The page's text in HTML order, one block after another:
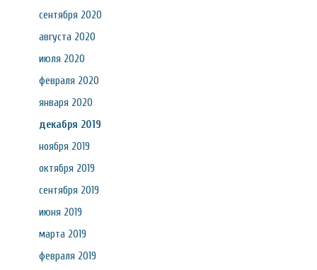
сентября 2020
августа 2020
июля 2020
февраля 2020
января 2020
декабря 2019
ноября 2019
октября 2019
сентября 2019
июня 2019
марта 2019
февраля 2019